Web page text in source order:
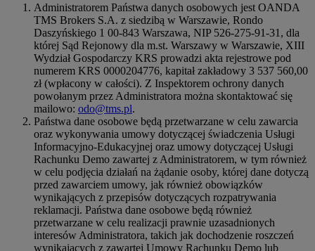
Administratorem Państwa danych osobowych jest OANDA
TMS Brokers S.A. z siedzibą w Warszawie, Rondo
Daszyńskiego 1 00-843 Warszawa, NIP 526-275-91-31, dla
której Sąd Rejonowy dla m.st. Warszawy w Warszawie, XIII
Wydział Gospodarczy KRS prowadzi akta rejestrowe pod
numerem KRS 0000204776, kapitał zakładowy 3 537 560,00
zł (wpłacony w całości). Z Inspektorem ochrony danych
powołanym przez Administratora można skontaktować się
mailowo: odo@tms.pl.
Państwa dane osobowe będą przetwarzane w celu zawarcia
oraz wykonywania umowy dotyczącej świadczenia Usługi
Informacyjno-Edukacyjnej oraz umowy dotyczącej Usługi
Rachunku Demo zawartej z Administratorem, w tym również
w celu podjęcia działań na żądanie osoby, której dane dotyczą
przed zawarciem umowy, jak również obowiązków
wynikających z przepisów dotyczących rozpatrywania
reklamacji. Państwa dane osobowe będą również
przetwarzane w celu realizacji prawnie uzasadnionych
interesów Administratora, takich jak dochodzenie roszczeń
wynikających z zawartej Umowy Rachunku Demo lub